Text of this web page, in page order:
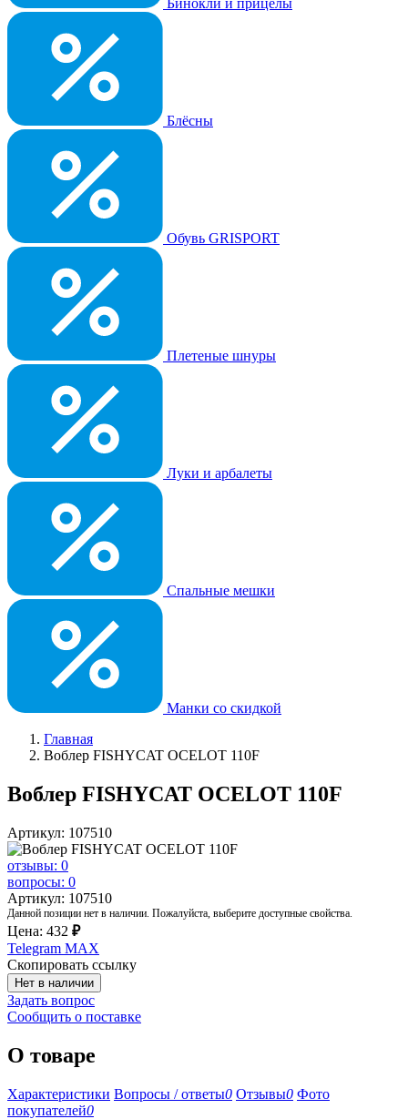
Бинокли и прицелы
Блёсны
Обувь GRISPORT
Плетеные шнуры
Луки и арбалеты
Спальные мешки
Манки со скидкой
Главная
Воблер FISHYCAT OCELOT 110F
Воблер FISHYCAT OCELOT 110F
Артикул: 107510
отзывы: 0
вопросы: 0
Артикул: 107510
Данной позиции нет в наличии. Пожалуйста, выберите доступные свойства.
Цена: 432 ₽
Telegram MAX
Скопировать ссылку
Нет в наличии
Задать вопрос
Сообщить о поставке
О товаре
Характеристики Вопросы / ответы0 Отзывы0 Фото
покупателей0